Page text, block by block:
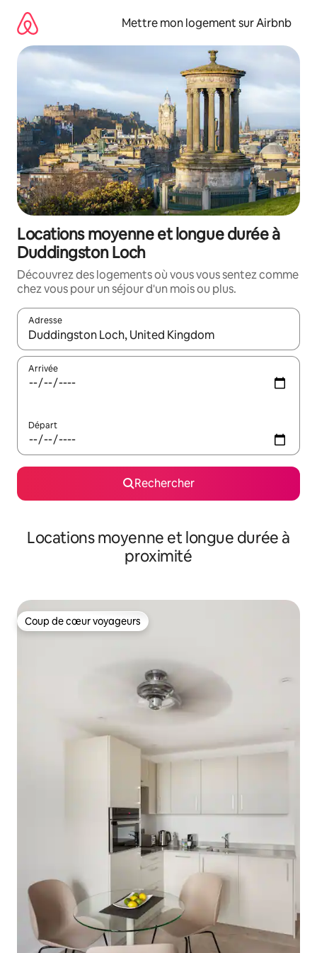
directement
contenu
Mettre mon logement sur Airbnb
Locations moyenne et longue durée à
Duddingston Loch
Découvrez des logements où vous vous sentez comme
chez vous pour un séjour d'un mois ou plus.
Adresse
Lorsque les résultats s'affichent, utilisez les flèches vers le
Arrivée
Départ
Rechercher
Locations moyenne et longue durée à
proximité
Coup de cœur voyageurs
Coup de cœur voyageurs